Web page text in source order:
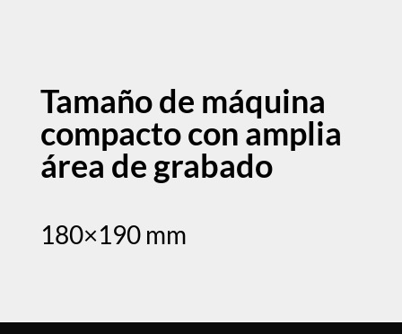
Tamaño de máquina
compacto con amplia
área de grabado
180×190 mm